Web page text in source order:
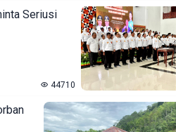
Seriusi
44710